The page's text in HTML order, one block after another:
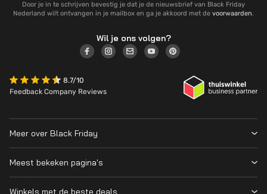
Door je in te schrijven bevestig je dat je de nieuwsbrief van Black Friday
Nederland wilt ontvangen in je mailbox en ga je akkoord met de voorwaarden.
Wil je ons volgen?
8.7/10
Feedback Company Reviews
Meer over Black Friday
Wanneer is Black Friday?
Cyber Monday 2026
Meest bekeken pagina's
Winkels met de beste deals